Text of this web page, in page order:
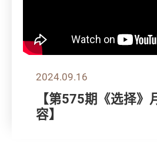
2024.09.16
【第575期《选择》
容】